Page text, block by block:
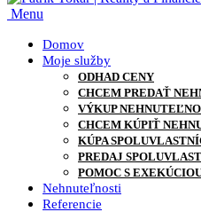
Menu
Domov
Moje služby
ODHAD CENY
CHCEM PREDAŤ
VÝKUP
CHCEM KÚPIŤ
KÚPA
PREDAJ
POMOC S
Nehnuteľnosti
Referencie